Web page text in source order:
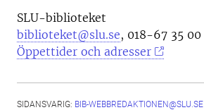
SLU-biblioteket
biblioteket@slu.se, 018-67 35 00
Öppettider och adresser
SIDANSVARIG: BIB-WEBBREDAKTIONEN@SLU.SE